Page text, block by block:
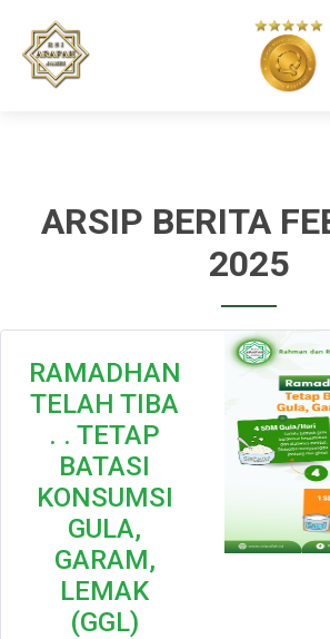
ARSIP BERITA
2025
RAMADHAN
TELAH TIBA
. . TETAP
BATASI
KONSUMSI
GULA,
GARAM,
LEMAK
(GGL)